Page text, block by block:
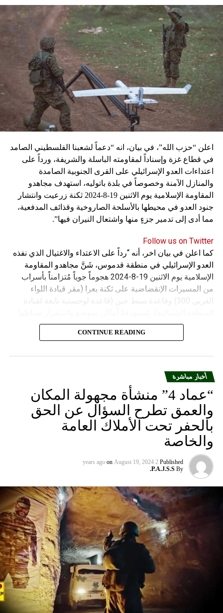
اعلن “حزب الله”، في بيان، انه “دعماً لشعبنا الفلسطيني الصامد
في قطاع غزة وإسناداً لمقاومته الباسلة ‌‏‌‏‌والشريفة، ورداً على
اعتداءات العدو الإسرائيلي على القرى الجنوبية الصامدة
والمنازل الآمنة وخصوصاً في بلدة باتوليه، استهدف مجاهدو
المقاومة الإسلامية يوم الاثنين 19-8-2024 ثكنة زرعيت وانتشار
جنود العدو في محيطها بالأسلحة الصاروخية وقذائف المدفعية،
مما أدى إلى تدمير جزءٍ منها واشتعال النيران فيها”.
Follow us on Twitter
كما اعلن في بيان اخر، أنه “رداً على الاعتداء والاغتيال الذي نفذه
العدو الإسرائيلي في منطقة قدموس، شَنَّ مجاهدو المقاومة
الإسلامية يوم الاثنين 19-8-2024 هجوماً جوياً مُتزامناً بأسراب
من المسيرات الإنقضاضية على ثكنة يعرا (مقر قيادة اللواء
الغربي 300) وقاعدة سنط جين (قاعدة لوجستية تابعة لقيادة
وجنودها وأصابت أهدافها بدقة وأوقعت فيهم عدداً من القتلى
CONTINUE READING
أخبار مباشرة
“عماد 4” منشأة مجهولة المكان
والعمق تطرح السؤال عن الحق
بالحفر تحت الأملاك العامة
والخاصة
Published
2 years ago
on August 19, 2024
By
P.A.J.S.S.